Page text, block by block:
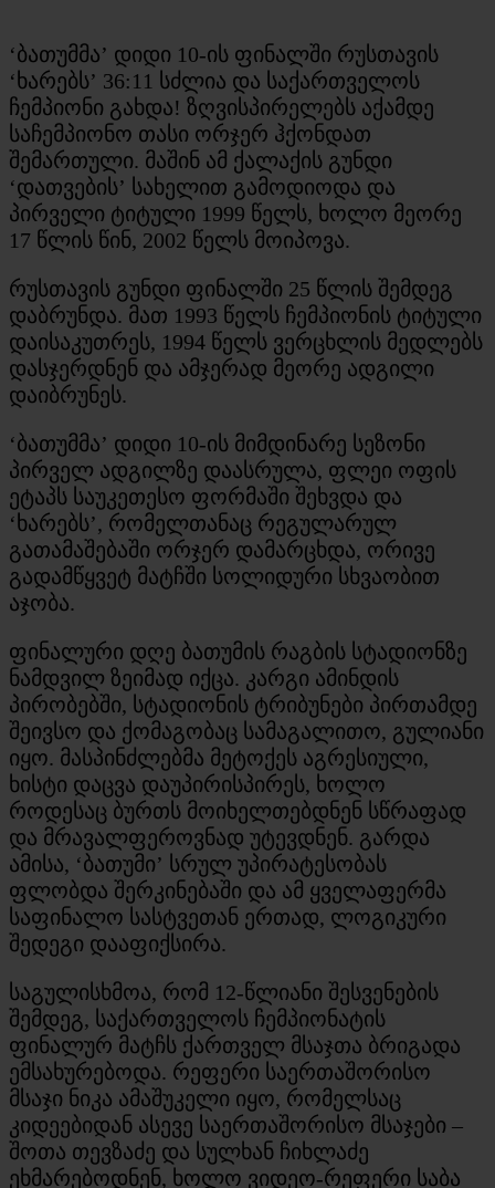
‘ბათუმმა’ დიდი 10-ის ფინალში რუსთავის
‘ხარებს’ 36:11 სძლია და საქართველოს
ჩემპიონი გახდა! ზღვისპირელებს აქამდე
საჩემპიონო თასი ორჯერ ჰქონდათ
შემართული. მაშინ ამ ქალაქის გუნდი
‘დათვების’ სახელით გამოდიოდა და
პირველი ტიტული 1999 წელს, ხოლო მეორე
17 წლის წინ, 2002 წელს მოიპოვა.
რუსთავის გუნდი ფინალში 25 წლის შემდეგ
დაბრუნდა. მათ 1993 წელს ჩემპიონის ტიტული
დაისაკუთრეს, 1994 წელს ვერცხლის მედლებს
დასჯერდნენ და ამჯერად მეორე ადგილი
დაიბრუნეს.
‘ბათუმმა’ დიდი 10-ის მიმდინარე სეზონი
პირველ ადგილზე დაასრულა, ფლეი ოფის
ეტაპს საუკეთესო ფორმაში შეხვდა და
‘ხარებს’, რომელთანაც რეგულარულ
გათამაშებაში ორჯერ დამარცხდა, ორივე
გადამწყვეტ მატჩში სოლიდური სხვაობით
აჯობა.
ფინალური დღე ბათუმის რაგბის სტადიონზე
ნამდვილ ზეიმად იქცა. კარგი ამინდის
პირობებში, სტადიონის ტრიბუნები პირთამდე
შეივსო და ქომაგობაც სამაგალითო, გულიანი
იყო. მასპინძლებმა მეტოქეს აგრესიული,
ხისტი დაცვა დაუპირისპირეს, ხოლო
როდესაც ბურთს მოიხელთებდნენ სწრაფად
და მრავალფეროვნად უტევდნენ. გარდა
ამისა, ‘ბათუმი’ სრულ უპირატესობას
ფლობდა შერკინებაში და ამ ყველაფერმა
საფინალო სასტვეთან ერთად, ლოგიკური
შედეგი დააფიქსირა.
საგულისხმოა, რომ 12-წლიანი შესვენების
შემდეგ, საქართველოს ჩემპიონატის
ფინალურ მატჩს ქართველ მსაჯთა ბრიგადა
ემსახურებოდა. რეფერი საერთაშორისო
მსაჯი ნიკა ამაშუკელი იყო, რომელსაც
კიდეებიდან ასევე საერთაშორისო მსაჯები –
შოთა თევზაძე და სულხან ჩიხლაძე
ეხმარებოდნენ, ხოლო ვიდეო-რეფერი საბა